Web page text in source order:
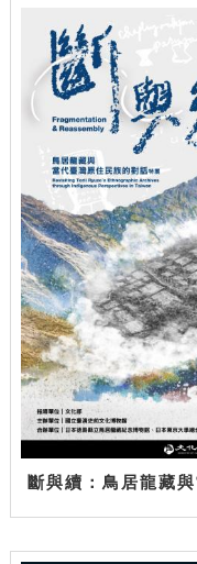
斷與續：鳥居龍藏